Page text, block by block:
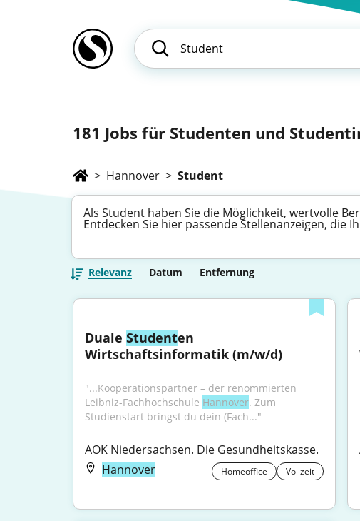
181 Jobs für Studenten und
> Hannover > Student
Als Student haben Sie die Möglichkeit, wertvolle
Entdecken Sie hier passende Stellenanzeigen, die
Relevanz Datum Entfernung
Duale Studenten
Wirtschaftsinformatik (m/w/d)
"...Kooperationspartner – der renommierten
Leibniz-Fachhochschule Hannover. Zum
Studienstart bringst du dein (Fach..."
AOK Niedersachsen. Die Gesundheitskasse.
Hannover
Homeoffice Vollzeit